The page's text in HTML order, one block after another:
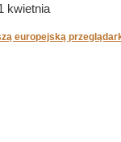
kwietnia
europejską